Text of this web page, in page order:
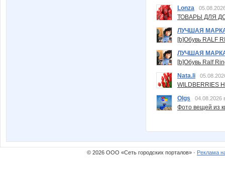
Lonza
ТОВАРЫ ДЛЯ
ЛУЧШАЯ
[b]Обувь RALF
ЛУЧШАЯ
[b]Обувь Ralf
Nata.li
Olgs
04.08.2026
Фото вещей из
© 2026 ООО «Сеть городских порталов» · Реклама